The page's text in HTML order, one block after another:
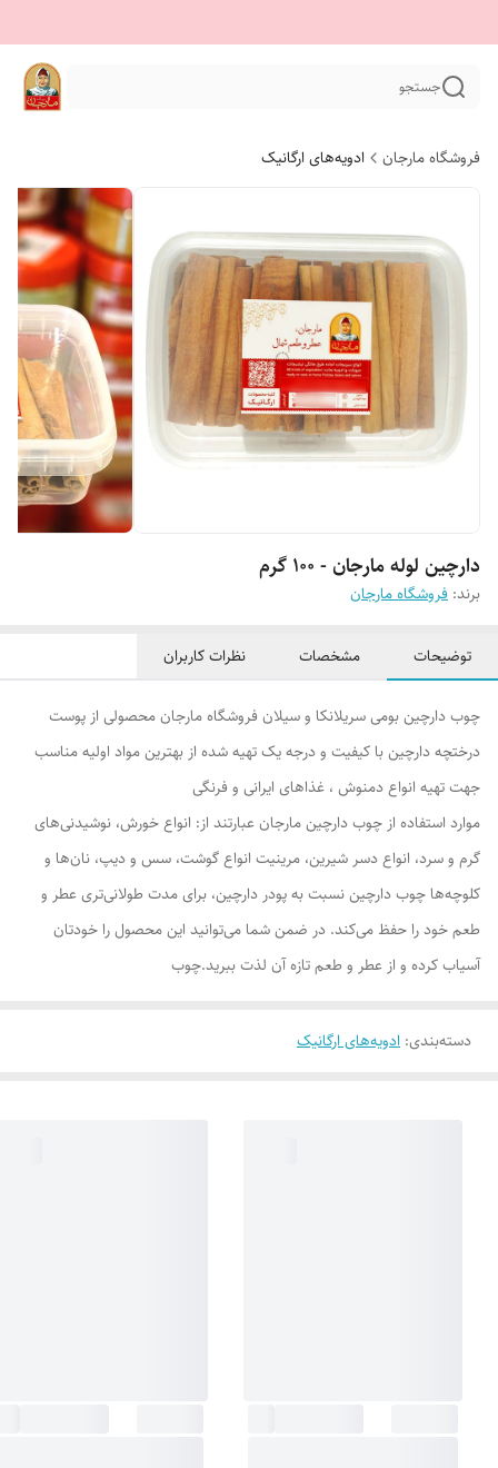
جستجو
فروشگاه مارجان ادویه‌های ارگانیک
دارچین لوله مارجان - 100 گرم
برند: فروشگاه مارجان
توضیحات مشخصات نظرات کاربران
چوب دارچین بومی سریلانکا و سیلان فروشگاه مارجان محصولی از پوست
درختچه دارچین با کیفیت و درجه یک تهیه شده از بهترین مواد اولیه مناسب
جهت تهیه انواع دمنوش ، غذاهای ایرانی و فرنگی
موارد استفاده از چوب دارچین مارجان عبارتند از: انواع خورش، نوشیدنی‌های
گرم و سرد، انواع دسر شیرین، مرینیت انواع گوشت، سس و دیپ، نان‌ها و
کلوچه‌ها چوب دارچین نسبت به پودر دارچین، برای مدت طولانی‌تری عطر و
طعم خود را حفظ می‌کند. در ضمن شما می‌توانید این محصول را خودتان
آسیاب کرده و از عطر و طعم تازه آن لذت ببرید.چوب
دسته‌بندی: ادویه‌های ارگانیک